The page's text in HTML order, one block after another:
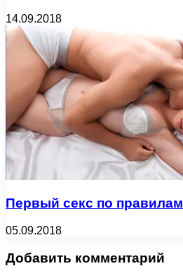
14.09.2018
Первый секс по правилам
05.09.2018
Добавить комментарий